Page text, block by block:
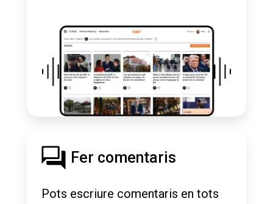
Fer comentaris
Pots escriure comentaris en tots